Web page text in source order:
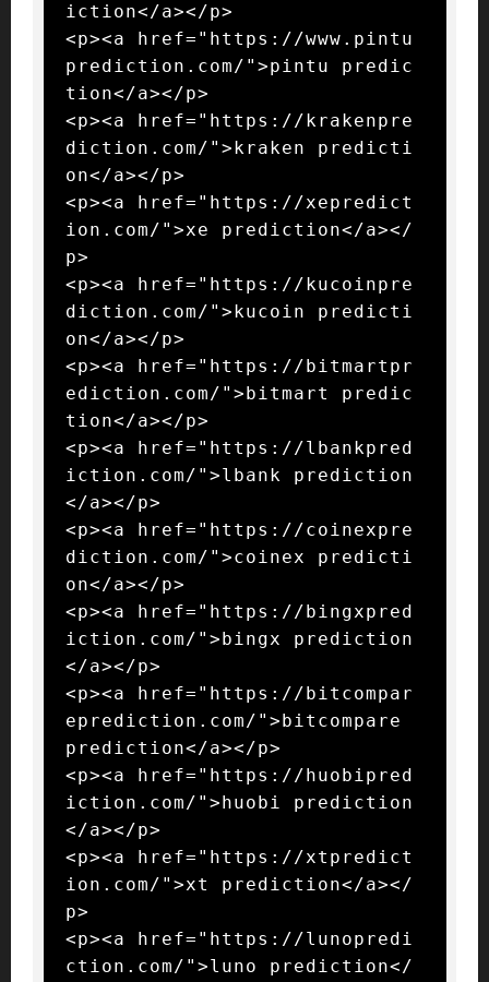
iction</a></p>
<p><a href="https://www.pintu
prediction.com/">pintu predic
tion</a></p>
<p><a href="https://krakenpre
diction.com/">kraken predicti
on</a></p>
<p><a href="https://xepredict
ion.com/">xe prediction</a></
p>
<p><a href="https://kucoinpre
diction.com/">kucoin predicti
on</a></p>
<p><a href="https://bitmartpr
ediction.com/">bitmart predic
tion</a></p>
<p><a href="https://lbankpred
iction.com/">lbank prediction
</a></p>
<p><a href="https://coinexpre
diction.com/">coinex predicti
on</a></p>
<p><a href="https://bingxpred
iction.com/">bingx prediction
</a></p>
<p><a href="https://bitcompar
eprediction.com/">bitcompare
prediction</a></p>
<p><a href="https://huobipred
iction.com/">huobi prediction
</a></p>
<p><a href="https://xtpredict
ion.com/">xt prediction</a></
p>
<p><a href="https://lunopredi
ction.com/">luno prediction</